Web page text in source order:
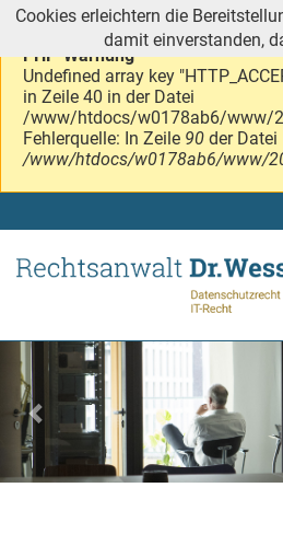
PHP-Warnung
Undefined array key
in Zeile 40 in der Datei
/www/htdocs/w0178ab6/www/
Fehlerquelle: In Zeile 90 der Datei
/www/htdocs/w0178ab6/www/
Previous
Cookies erleichtern die
damit einverstanden,